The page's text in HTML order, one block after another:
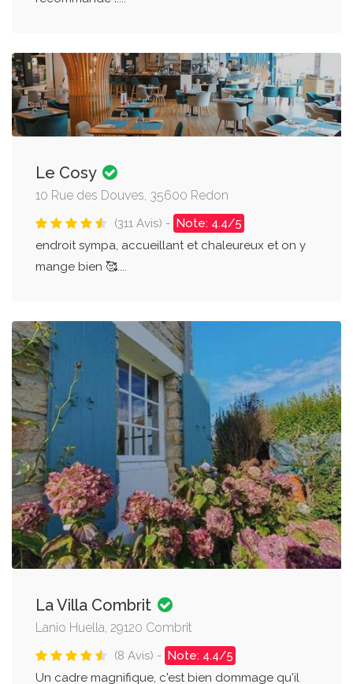
Le Cosy
10 Rue des Douves, 35600 Redon
(311 Avis) - Note: 4.4/5
endroit sympa, accueillant et chaleureux et on y
mange bien 🥰....
La Villa Combrit
Lanio Huella, 29120 Combrit
(8 Avis) - Note: 4.4/5
Un cadre magnifique, c'est bien dommage qu'il